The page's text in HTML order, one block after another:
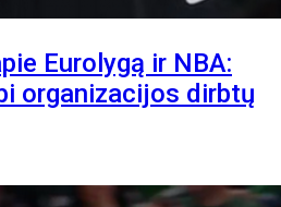
Eurolygą ir NBA:
organizacijos dirbtų